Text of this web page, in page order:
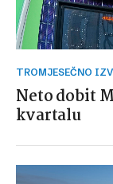
TROMJESEČNO
Neto dobit
kvartalu